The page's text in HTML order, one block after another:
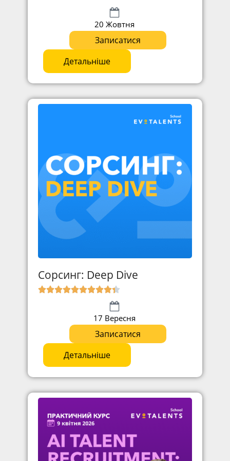
20 Жовтня
Записатися
Детальніше
Сорсинг: Deep Dive
17 Вересня
Записатися
Детальніше